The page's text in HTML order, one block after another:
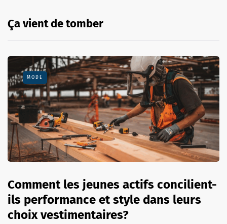
Ça vient de tomber
MODE
Comment les jeunes actifs concilient-
ils performance et style dans leurs
choix vestimentaires?